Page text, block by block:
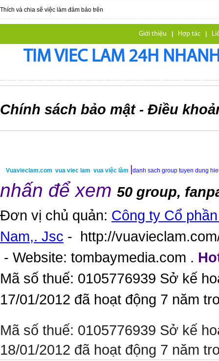
Thích và chia sẽ việc làm đảm bảo trên
Giới thiệu | Hợp tác |
TIM VIEC LAM 24H
Chính sách bảo mật - Điều
Vuavieclam.com vua viec lam vua việc làm |danh sach group tuyen dung
nhấn để xem 50 group,
Đơn vị chủ quản: Công ty Cổ
Nam,. Jsc - http://
- Website: tombaymedia.com .
Mã số thuế: 0105776939 Sở kế
17/01/2012 đã hoạt động 7 năm
Mã số thuế: 0105776939 Sở kế
18/01/2012 đã hoạt động 7 năm